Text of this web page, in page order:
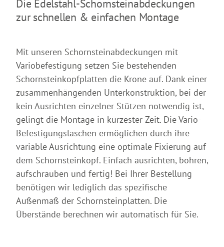
Die Edelstahl-Schornsteinabdeckungen
zur schnellen & einfachen Montage
Mit unseren Schornsteinabdeckungen mit
Variobefestigung setzen Sie bestehenden
Schornsteinkopfplatten die Krone auf. Dank einer
zusammenhängenden Unterkonstruktion, bei der
kein Ausrichten einzelner Stützen notwendig ist,
gelingt die Montage in kürzester Zeit. Die Vario-
Befestigungslaschen ermöglichen durch ihre
variable Ausrichtung eine optimale Fixierung auf
dem Schornsteinkopf. Einfach ausrichten, bohren,
aufschrauben und fertig! Bei Ihrer Bestellung
benötigen wir lediglich das spezifische
Außenmaß der Schornsteinplatten. Die
Überstände berechnen wir automatisch für Sie.